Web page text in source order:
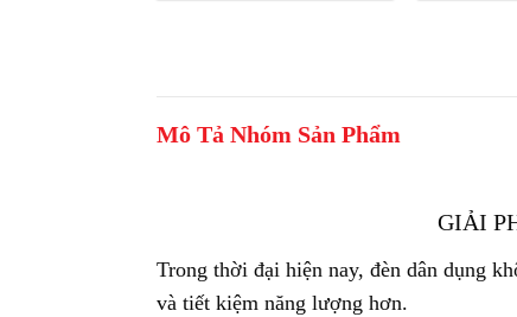
Mô Tả Nhóm Sản Phẩm
GIẢI
Trong thời đại hiện nay, đèn dân dụng
và tiết kiệm năng lượng hơn.